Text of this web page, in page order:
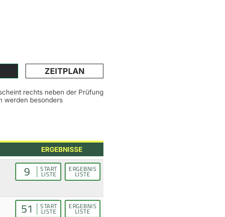
ZEITPLAN
rechts neben der Prüfung
werden besonders
ERGEBNISSE
9 START
LISTE
ERGEBNIS
LISTE
51 START
LISTE
ERGEBNIS
LISTE